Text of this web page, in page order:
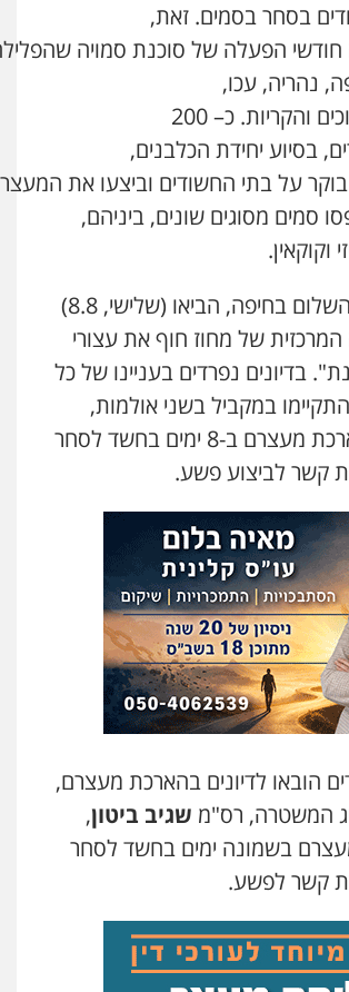
בסחרבסמים. זאת,
חודשי הפעלה של סוכנת סמויה
, נהריה, עכו,
והקריות. כ– 200
, בסיוע יחידת הכלבנים,
בוקרעלבתי החשודים וביצעו את
סמים מסוגים שונים, ביניהם,
וקוקאין.
לבית משפט השלום בחיפה, הביאו (שלישי, 8.8)
המרכזית של מחוז חוף את עצורי
בדיונים נפרדים בעניינו של כל
במקביל בשני אולמות,
ביקשו את הארכת מעצרם ב-8 ימים בחשד לסחר
קשר לביצוע פשע.
הובאו לדיונים בהארכת מעצרם,
המשטרה, רס"מ שגיב ביטון,
בשמונה ימים בחשד לסחר
קשר לפשע.